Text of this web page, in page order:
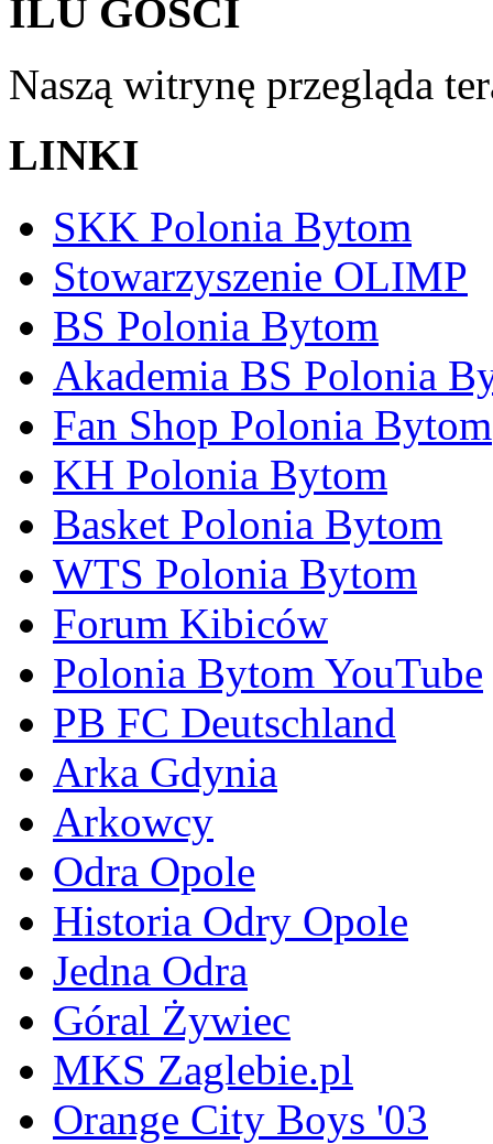
ILU GOŚCI
Naszą witrynę przegląda
LINKI
SKK Polonia Bytom
Stowarzyszenie OLIMP
BS Polonia Bytom
Akademia BS Polonia
Fan Shop Polonia Bytom
KH Polonia Bytom
Basket Polonia Bytom
WTS Polonia Bytom
Forum Kibiców
Polonia Bytom YouTube
PB FC Deutschland
Arka Gdynia
Arkowcy
Odra Opole
Historia Odry Opole
Jedna Odra
Góral Żywiec
MKS Zaglebie.pl
Orange City Boys '03